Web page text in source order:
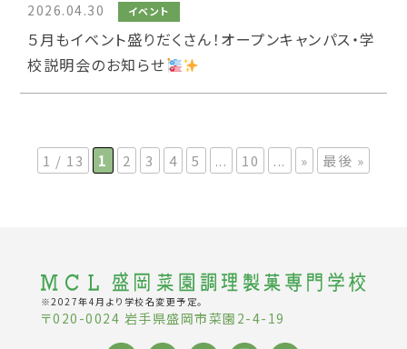
2026.04.30 イベント
５月もイベント盛りだくさん！オープンキャンパス・学
校説明会のお知らせ
1 / 13 1 2 3 4 5 ... 10 ... » 最後 »
※2027年4月より学校名変更予定。
〒020-0024 岩手県盛岡市菜園2-4-19